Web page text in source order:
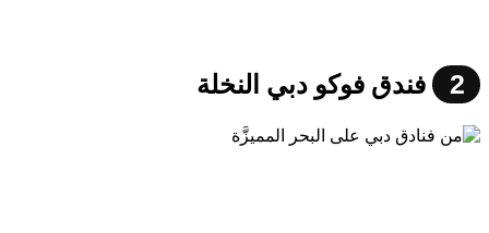
2 فندق فوكو دبي النخلة